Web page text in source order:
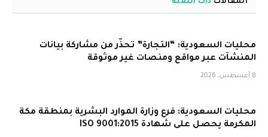
المقالات ذات الصلة
محليات السعودية: “التجارة” تحذّر من مشاركة بيانات
المنشآت عبر مواقع ومنصات غير موثوقة
8 أغسطس، 2026
محليات السعودية: فرع وزارة الموارد البشرية بمنطقة مكة
المكرمة يحصل على شهادة ISO 9001:2015